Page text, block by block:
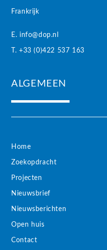
Frankrijk
E. info@dop.nl
T. +33 (0)422 537 163
ALGEMEEN
Home
Zoekopdracht
Projecten
Nieuwsbrief
Nieuwsberichten
Open huis
Contact